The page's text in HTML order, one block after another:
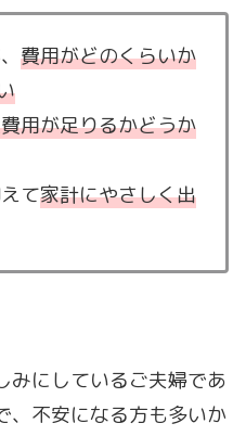
費用がどのくらいか
用が足りるかどうか
て家計にやさしく出
みにしているご夫婦であ
、不安になる方も多いか